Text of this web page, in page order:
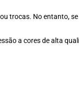
trocas. No entanto,
a cores de alta